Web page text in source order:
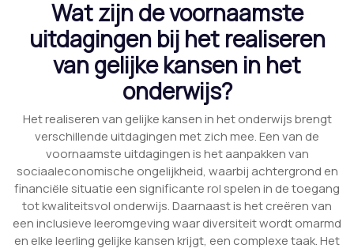
Wat zijn de voornaamste
uitdagingen bij het realiseren
van gelijke kansen in het
onderwijs?
Het realiseren van gelijke kansen in het onderwijs brengt
verschillende uitdagingen met zich mee. Een van de
voornaamste uitdagingen is het aanpakken van
sociaaleconomische ongelijkheid, waarbij achtergrond en
financiële situatie een significante rol spelen in de toegang
tot kwaliteitsvol onderwijs. Daarnaast is het creëren van
een inclusieve leeromgeving waar diversiteit wordt omarmd
en elke leerling gelijke kansen krijgt, een complexe taak. Het